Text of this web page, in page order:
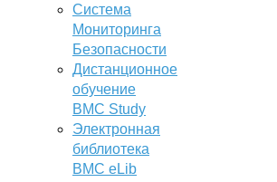
Система
Мониторинга
Безопасности
Дистанционное
обучение
BMC Study
Электронная
библиотека
BMC eLib